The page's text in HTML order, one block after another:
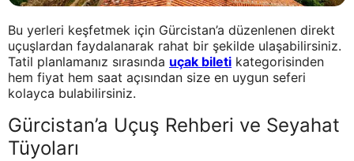
Bu yerleri keşfetmek için Gürcistan’a düzenlenen direkt
uçuşlardan faydalanarak rahat bir şekilde ulaşabilirsiniz.
Tatil planlamanız sırasında uçak bileti kategorisinden
hem fiyat hem saat açısından size en uygun seferi
kolayca bulabilirsiniz.
Gürcistan’a Uçuş Rehberi ve Seyahat
Tüyoları